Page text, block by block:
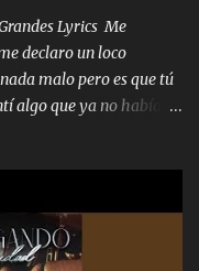
me achacaba cargos
tienes el clavo Yo me
cuido me gusta ser
falten mi dios es grande
le mando un abrazo
Lyrics Me
declaro un loco
malo pero es que tú
algo que ya no había
frente a ti con mis
y verte feliz y muy
qué es lo que me